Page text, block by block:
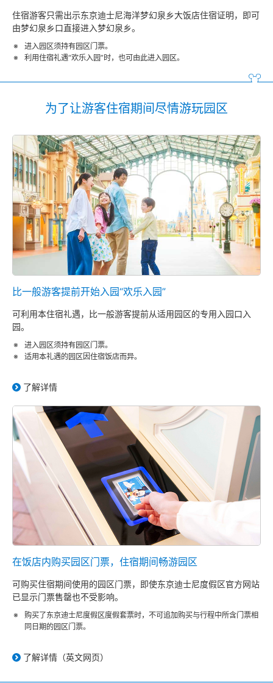
住宿游客只需出示东京迪士尼海洋梦幻泉乡大饭店住宿证明，即可
由梦幻泉乡口直接进入梦幻泉乡。
进入园区须持有园区门票。
利用住宿礼遇“欢乐入园”时，也可由此进入园区。
为了让游客住宿期间尽情游玩园区
比一般游客提前开始入园“欢乐入园”
可利用本住宿礼遇，比一般游客提前从适用园区的专用入园口入
园。
进入园区须持有园区门票。
适用本礼遇的园区因住宿饭店而异。
了解详情
在饭店内购买园区门票，住宿期间畅游园区
可购买住宿期间使用的园区门票，即使东京迪士尼度假区官方网站
已显示门票售罄也不受影响。
购买了东京迪士尼度假区度假套票时，不可追加购买与行程中所含门票相
同日期的园区门票。
了解详情（英文网页）